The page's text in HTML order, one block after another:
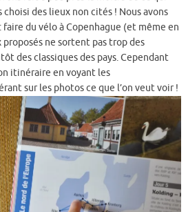
des lieux non cités ! Nous avons
faire du vélo à Copenhague (et même en
ne sortent pas trop des
des classiques des pays. Cependant
itinéraire en voyant les
sur les photos ce que l’on veut voir !